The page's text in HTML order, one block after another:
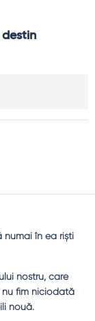
numai în ea rişti
nostru, care
nu fim niciodată
nouă.